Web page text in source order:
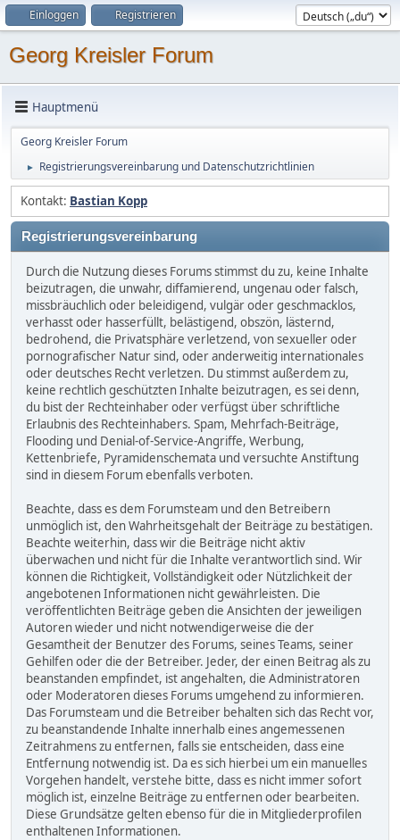
Einloggen Registrieren
Georg Kreisler Forum
Hauptmenü
Georg Kreisler Forum
► Registrierungsvereinbarung und Datenschutzrichtlinien
Kontakt: Bastian Kopp
Registrierungsvereinbarung
Durch die Nutzung dieses Forums stimmst du zu, keine Inhalte
beizutragen, die unwahr, diffamierend, ungenau oder falsch,
missbräuchlich oder beleidigend, vulgär oder geschmacklos,
verhasst oder hasserfüllt, belästigend, obszön, lästernd,
bedrohend, die Privatsphäre verletzend, von sexueller oder
pornografischer Natur sind, oder anderweitig internationales
oder deutsches Recht verletzen. Du stimmst außerdem zu,
keine rechtlich geschützten Inhalte beizutragen, es sei denn,
du bist der Rechteinhaber oder verfügst über schriftliche
Erlaubnis des Rechteinhabers. Spam, Mehrfach-Beiträge,
Flooding und Denial-of-Service-Angriffe, Werbung,
Kettenbriefe, Pyramidenschemata und versuchte Anstiftung
sind in diesem Forum ebenfalls verboten.
Beachte, dass es dem Forumsteam und den Betreibern
unmöglich ist, den Wahrheitsgehalt der Beiträge zu bestätigen.
Beachte weiterhin, dass wir die Beiträge nicht aktiv
überwachen und nicht für die Inhalte verantwortlich sind. Wir
können die Richtigkeit, Vollständigkeit oder Nützlichkeit der
angebotenen Informationen nicht gewährleisten. Die
veröffentlichten Beiträge geben die Ansichten der jeweiligen
Autoren wieder und nicht notwendigerweise die der
Gesamtheit der Benutzer des Forums, seines Teams, seiner
Gehilfen oder die der Betreiber. Jeder, der einen Beitrag als zu
beanstanden empfindet, ist angehalten, die Administratoren
oder Moderatoren dieses Forums umgehend zu informieren.
Das Forumsteam und die Betreiber behalten sich das Recht vor,
zu beanstandende Inhalte innerhalb eines angemessenen
Zeitrahmens zu entfernen, falls sie entscheiden, dass eine
Entfernung notwendig ist. Da es sich hierbei um ein manuelles
Vorgehen handelt, verstehe bitte, dass es nicht immer sofort
möglich ist, einzelne Beiträge zu entfernen oder bearbeiten.
Diese Grundsätze gelten ebenso für die in Mitgliederprofilen
enthaltenen Informationen.